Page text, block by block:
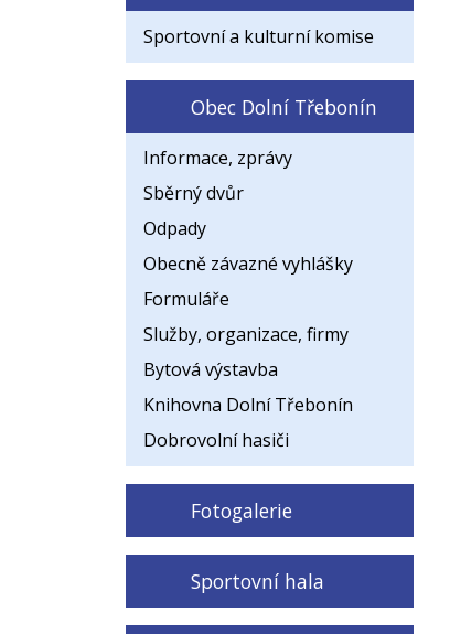
Sportovní a kulturní komise
Obec Dolní Třebonín
Informace, zprávy
Sběrný dvůr
Odpady
Obecně závazné vyhlášky
Formuláře
Služby, organizace, firmy
Bytová výstavba
Knihovna Dolní Třebonín
Dobrovolní hasiči
Fotogalerie
Sportovní hala